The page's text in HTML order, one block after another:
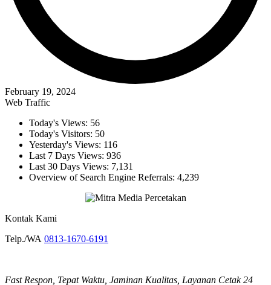
February 19, 2024
Web Traffic
Today's Views: 56
Today's Visitors: 50
Yesterday's Views: 116
Last 7 Days Views: 936
Last 30 Days Views: 7,131
Overview of Search Engine Referrals: 4,239
Kontak Kami
Telp./WA 0813-1670-6191
Fast Respon, Tepat Waktu, Jaminan Kualitas, Layanan Cetak 24